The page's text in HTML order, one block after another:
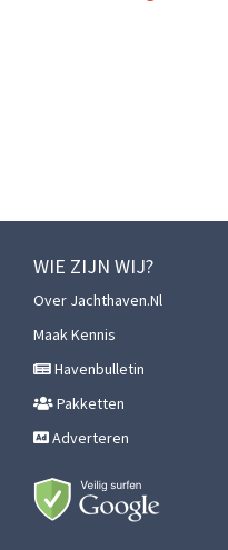
WIE ZIJN WIJ?
Over Jachthaven.nl
Maak Kennis
Havenbulletin
Pakketten
Adverteren